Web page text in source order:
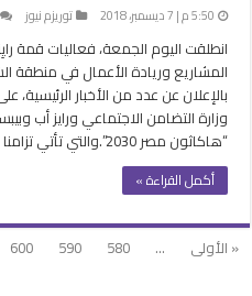
5:50 م | 7 ديسمبر، 2018 توريزم نيوز
انطلقت اليوم الجمعة، فعاليات قمة
المشاريع وريادة الأعمال في منطقة
بالإعلان عن عدد من الأخبار
وزارة التضامن الاجتماعي ورايز أب
“هاكاثون مصر 2030”.والتي تأتي تزامنا مع استراتيجية التنمية المستدامة …
أكمل القراءة »
« الأولى ...
580
590
600